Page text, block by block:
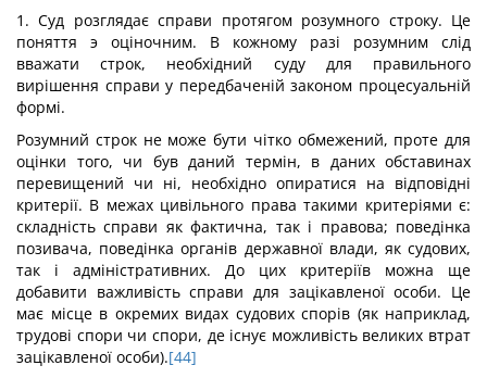
1. Суд розглядає справи протягом розумного строку. Це
поняття э оціночним. В кожному разі розумним слід
вважати строк, необхідний суду для правильного
вирішення справи у передбаченій законом процесуальній
формі.
Розумний строк не може бути чітко обмежений, проте для
оцінки того, чи був даний термін, в даних обставинах
перевищений чи ні, необхідно опиратися на відповідні
критерії. В межах цивільного права такими критеріями є:
складність справи як фактична, так і правова; поведінка
позивача, поведінка органів державної влади, як судових,
так і адміністративних. До цих критеріїв можна ще
добавити важливість справи для зацікавленої особи. Це
має місце в окремих видах судових спорів (як наприклад,
трудові спори чи спори, де існує можливість великих втрат
зацікавленої особи).[44]